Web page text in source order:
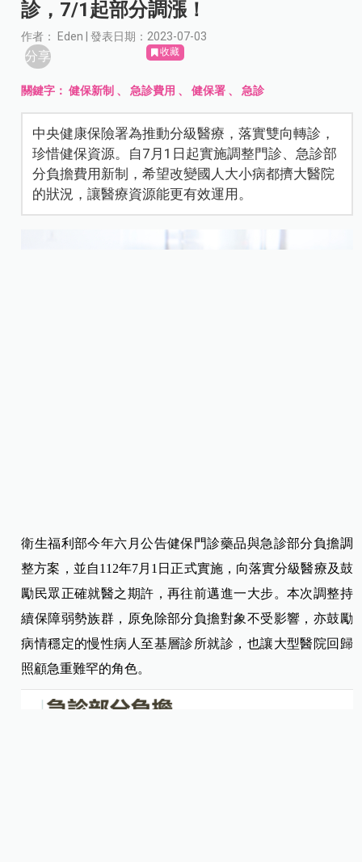
診，7/1起部分調漲！
作者： Eden | 發表日期：2023-07-03
分享 收藏
關鍵字：健保新制 、急診費用 、健保署 、急診
中央健康保險署為推動分級醫療，落實雙向轉診，
珍惜健保資源。自7月1日起實施調整門診、急診部
分負擔費用新制，希望改變國人大小病都擠大醫院
的狀況，讓醫療資源能更有效運用。
衛生福利部今年六月公告健保門診藥品與急診部分負擔調
整方案，並自112年7月1日正式實施，向落實分級醫療及鼓
勵民眾正確就醫之期許，再往前邁進一大步。本次調整持
續保障弱勢族群，原免除部分負擔對象不受影響，亦鼓勵
病情穩定的慢性病人至基層診所就診，也讓大型醫院回歸
照顧急重難罕的角色。